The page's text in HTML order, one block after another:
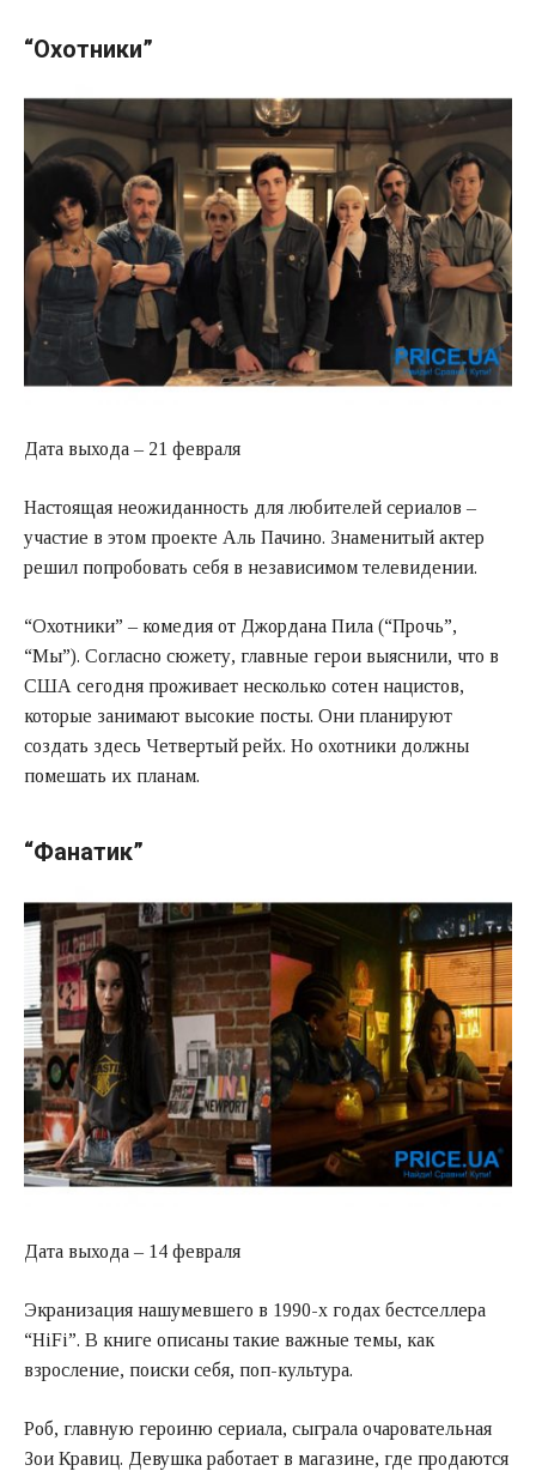
“Охотники”
Дата выхода – 21 февраля
Настоящая неожиданность для любителей сериалов –
участие в этом проекте Аль Пачино. Знаменитый актер
решил попробовать себя в независимом телевидении.
“Охотники” – комедия от Джордана Пила (“Прочь”,
“Мы”). Согласно сюжету, главные герои выяснили, что в
США сегодня проживает несколько сотен нацистов,
которые занимают высокие посты. Они планируют
создать здесь Четвертый рейх. Но охотники должны
помешать их планам.
“Фанатик”
Дата выхода – 14 февраля
Экранизация нашумевшего в 1990-х годах бестселлера
“HiFi”. В книге описаны такие важные темы, как
взросление, поиски себя, поп-культура.
Роб, главную героиню сериала, сыграла очаровательная
Зои Кравиц. Девушка работает в магазине, где продаются